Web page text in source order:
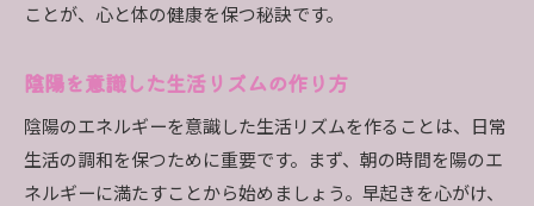
ことが、心と体の健康を保つ秘訣です。
陰陽を意識した生活リズムの作り方
陰陽のエネルギーを意識した生活リズムを作ることは、日常
生活の調和を保つために重要です。まず、朝の時間を陽のエ
ネルギーに満たすことから始めましょう。早起きを心がけ、